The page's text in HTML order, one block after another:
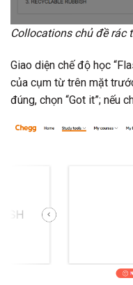
Collocations chủ đề rác
Giao diện chế độ học
của cụm từ trên mặt
đúng, chọn “Got it”; nếu